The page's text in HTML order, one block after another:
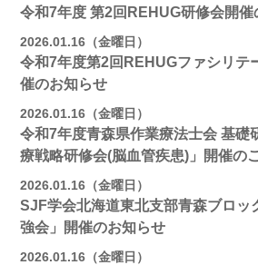
令和7年度 第2回REHUG研修会開催
2026.01.16（金曜日）
令和7年度第2回REHUGファシリテ
催のお知らせ
2026.01.16（金曜日）
令和7年度青森県作業療法士会 基礎
療戦略研修会(脳血管疾患)」開催の
2026.01.16（金曜日）
SJF学会北海道東北支部⻘森ブロッ
強会」開催のお知らせ
2026.01.16（金曜日）